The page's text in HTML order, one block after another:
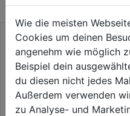
Wie die meisten
Cookies um deinen
angenehm wie möglich
Beispiel dein
du diesen nicht jedes
Außerdem verwenden
zu Analyse- und